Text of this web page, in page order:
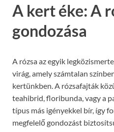
A kert éke: A
gondozása
A rózsa az egyik
virág, amely számtalan
kertünkben. A rózsafajták
teahibrid, floribunda, vagy a
típus más igényekkel bír, így
megfelelő gondozást